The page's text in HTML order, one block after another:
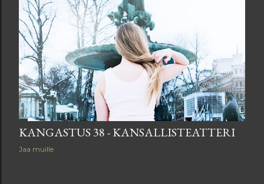
KANGASTUS 38 - KANSALLISTEATTERI
Jaa muille